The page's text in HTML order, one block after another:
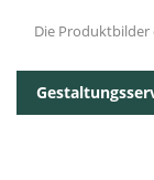
Die Produktbilder